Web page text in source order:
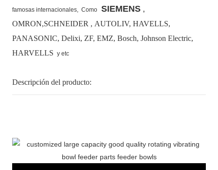
famosas internacionales, Como SIEMENS ,
OMRON,SCHNEIDER , AUTOLIV, HAVELLS,
PANASONIC, Delixi, ZF, EMZ, Bosch, Johnson Electric,
HARVELLS y etc
Descripción del producto: